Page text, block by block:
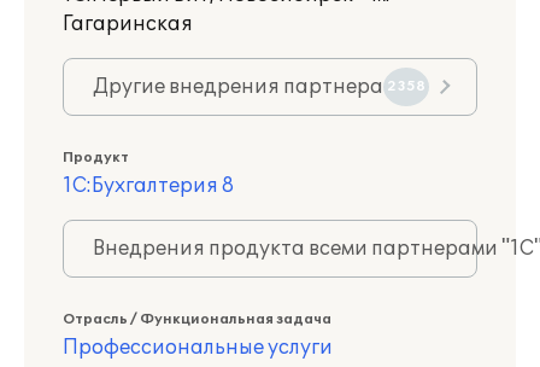
Гагаринская
Другие внедрения партнера 2358
Продукт
1С:Бухгалтерия 8
Внедрения продукта всеми партнерами
Отрасль / Функциональная задача
Профессиональные услуги